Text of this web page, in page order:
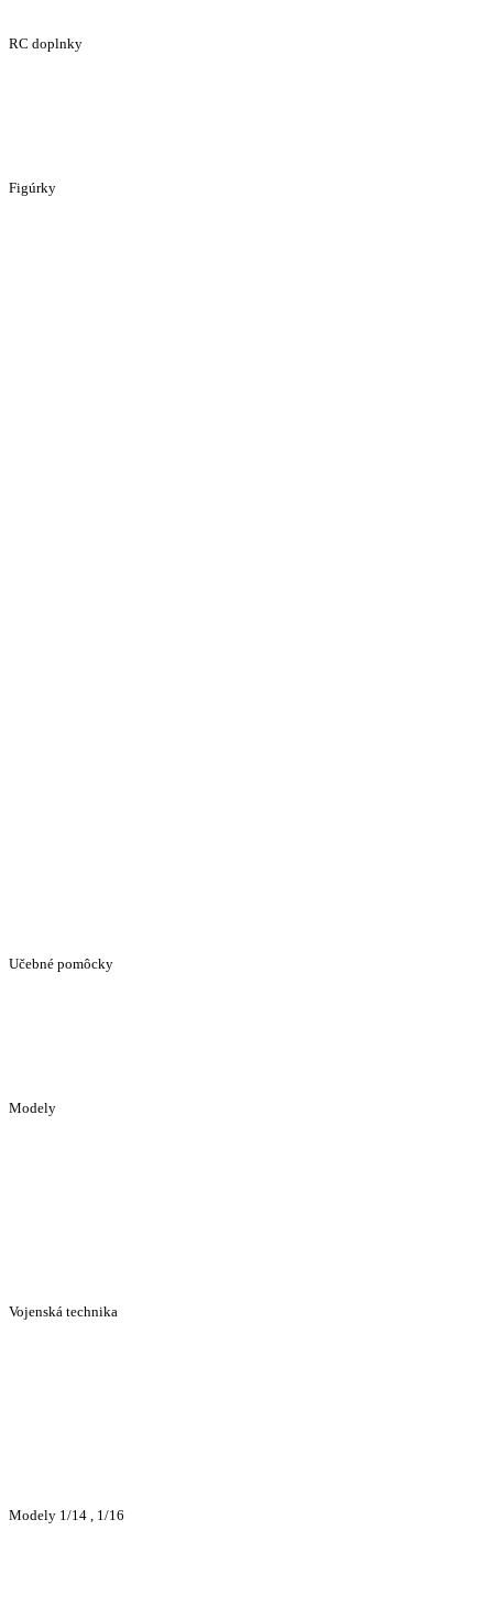
RC doplnky
Figúrky
Učebné pomôcky
Modely
Vojenská technika
Modely 1/14 , 1/16